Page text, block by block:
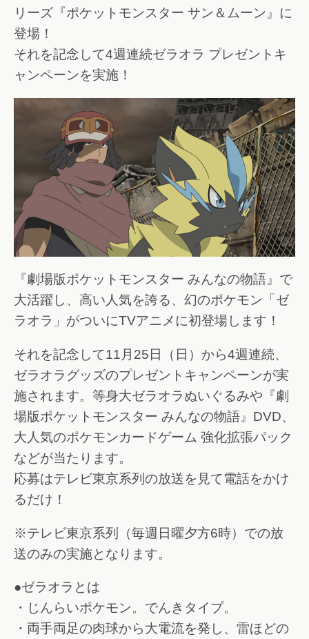
リーズ『ポケットモンスター サン＆ムーン』に
登場！
それを記念して4週連続ゼラオラ プレゼントキ
ャンペーンを実施！
『劇場版ポケットモンスター みんなの物語』で
大活躍し、高い人気を誇る、幻のポケモン「ゼ
ラオラ」がついにTVアニメに初登場します！
それを記念して11月25日（日）から4週連続、
ゼラオラグッズのプレゼントキャンペーンが実
施されます。等身大ゼラオラぬいぐるみや『劇
場版ポケットモンスター みんなの物語』DVD、
大人気のポケモンカードゲーム 強化拡張パック
などが当たります。
応募はテレビ東京系列の放送を見て電話をかけ
るだけ！
※テレビ東京系列（毎週日曜夕方6時）での放
送のみの実施となります。
●ゼラオラとは
・じんらいポケモン。でんきタイプ。
・両手両足の肉球から大電流を発し、雷ほどの